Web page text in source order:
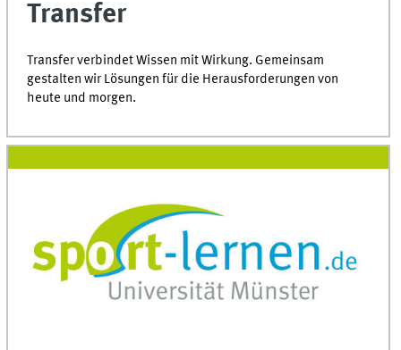
Transfer
Transfer verbindet Wissen mit Wirkung. Gemeinsam
gestalten wir Lösungen für die Herausforderungen von
heute und morgen.